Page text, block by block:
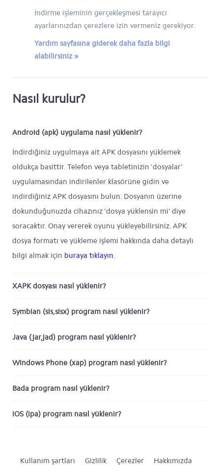
İndirme işleminin gerçekleşmesi tarayıcı
ayarlarınızdan çerezlere izin vermeniz gerekiyor.
Yardım sayfasına giderek daha fazla bilgi
alabilirsiniz »
Nasıl kurulur?
Android (apk) uygulama nasıl yüklenir?
İndirdiğiniz uygulmaya ait APK dosyasını yüklemek
oldukça basittir. Telefon veya tabletinizin 'dosyalar'
uygulamasından indirilenler klasörüne gidin ve
indirdiğiniz APK dosyasını bulun. Dosyanın üzerine
dokunduğunuzda cihazınız 'dosya yüklensin mi' diye
soracaktır. Onay vererek oyunu yükleyebilirsiniz. APK
dosya formatı ve yükleme işlemi hakkında daha detaylı
bilgi almak için buraya tıklayın.
XAPK dosyası nasıl yüklenir?
Symbian (sis,sisx) program nasıl yüklenir?
Java (jar,jad) program nasıl yüklenir?
Windows Phone (xap) program nasıl yüklenir?
Bada program nasıl yüklenir?
iOS (ipa) program nasıl yüklenir?
Kullanım şartları Gizlilik Çerezler Hakkımızda